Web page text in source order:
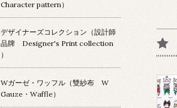
Character pattern）
デザイナーズコレクション（設計師
品牌 Designer's Print collection
）
Wガーゼ・ワッフル（雙紗布 W
Gauze・Waffle）